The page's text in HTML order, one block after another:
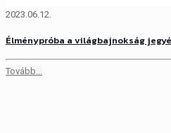
2023.06.12.
Élménypróba a világbajnokság
Tovább...